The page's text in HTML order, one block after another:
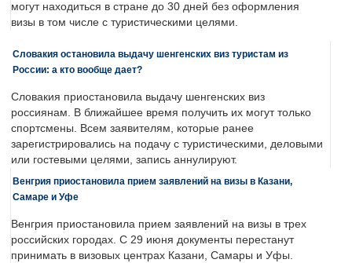
могут находиться в стране до 30 дней без оформления
визы в том числе с туристическими целями.
Словакия остановила выдачу шенгенских виз туристам из
России: а кто вообще дает?
Словакия приостановила выдачу шенгенских виз
россиянам. В ближайшее время получить их могут только
спортсмены. Всем заявителям, которые ранее
зарегистрировались на подачу с туристическими, деловыми
или гостевыми целями, запись аннулируют.
Венгрия приостановила прием заявлений на визы в Казани,
Самаре и Уфе
Венгрия приостановила прием заявлений на визы в трех
российских городах. С 29 июня документы перестанут
принимать в визовых центрах Казани, Самары и Уфы.